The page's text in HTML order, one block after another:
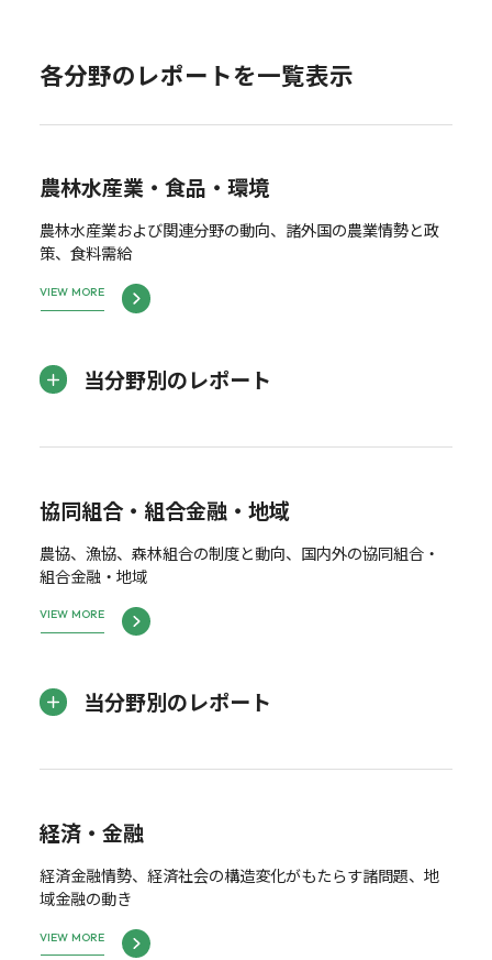
各分野のレポートを一覧表示
農林水産業・食品・環境
農林水産業および関連分野の動向、諸外国の農業情勢と政
策、食料需給
VIEW MORE
当分野別のレポート
協同組合・組合金融・地域
農協、漁協、森林組合の制度と動向、国内外の協同組合・
組合金融・地域
VIEW MORE
当分野別のレポート
経済・金融
経済金融情勢、経済社会の構造変化がもたらす諸問題、地
域金融の動き
VIEW MORE